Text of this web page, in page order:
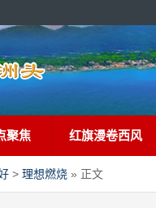
聚焦 红旗漫卷西风
> 理想燃烧 » 正文